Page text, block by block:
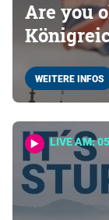
Are you
WEITERE INFOS
LIVE AM: